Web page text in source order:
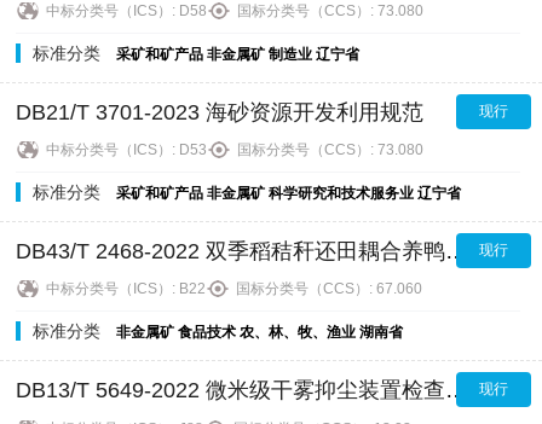
中标分类号（ICS）: D58 国标分类号（CCS）:73.080
标准分类 采矿和矿产品 非金属矿 制造业 辽宁省
DB21/T 3701-2023 海砂资源开发利用规范
中标分类号（ICS）: D53 国标分类号（CCS）:73.080
标准分类 采矿和矿产品 非金属矿 科学研究和技术服务业 辽宁省
现行
DB43/T 2468-2022 双季稻秸秆还田耦合养鸭技术规程
中标分类号（ICS）: B22 国标分类号（CCS）:67.060
标准分类 非金属矿 食品技术 农、林、牧、渔业 湖南省
现行
DB13/T 5649-2022 微米级干雾抑尘装置检查规程 现行